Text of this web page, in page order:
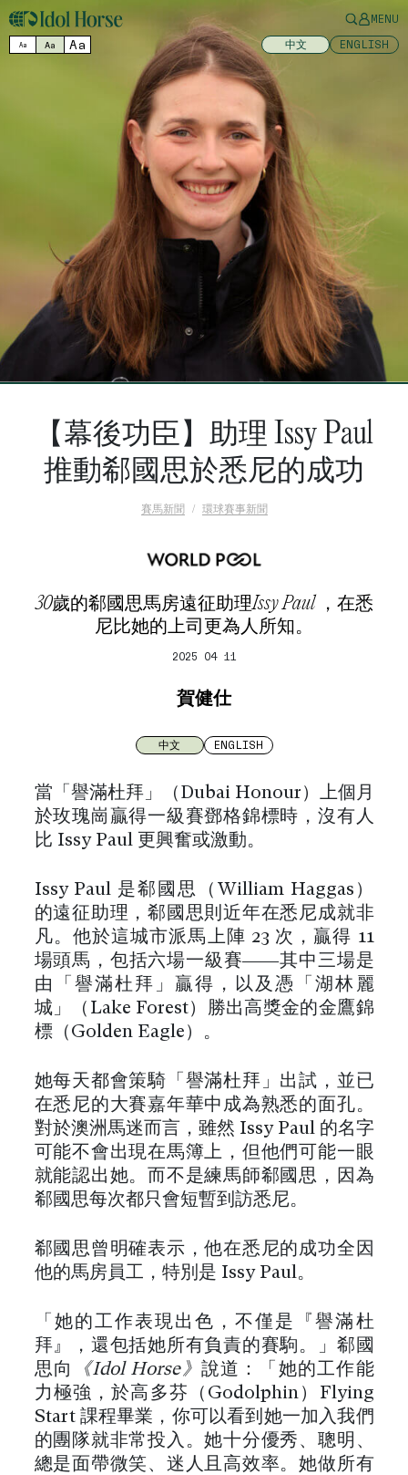
MENU
Aa Aa Aa 中文 ENGLISH
【幕後功臣】助理 Issy Paul
推動郗國思於悉尼的成功
賽馬新聞 環球賽事新聞
30歲的郗國思馬房遠征助理Issy Paul ，在悉
尼比她的上司更為人所知。
2025 04 11
賀健仕
中文 ENGLISH
當「譽滿杜拜」（Dubai Honour）上個月
於玫瑰崗贏得一級賽鄧格錦標時，沒有人
比 Issy Paul 更興奮或激動。
Issy Paul 是郗國思（William Haggas）
的遠征助理，郗國思則近年在悉尼成就非
凡。他於這城市派馬上陣 23 次，贏得 11
場頭馬，包括六場一級賽——其中三場是
由「譽滿杜拜」贏得，以及憑「湖林麗
城」（Lake Forest）勝出高獎金的金鷹錦
標（Golden Eagle）。
她每天都會策騎「譽滿杜拜」出試，並已
在悉尼的大賽嘉年華中成為熟悉的面孔。
對於澳洲馬迷而言，雖然 Issy Paul 的名字
可能不會出現在馬簿上，但他們可能一眼
就能認出她。而不是練馬師郗國思，因為
郗國思每次都只會短暫到訪悉尼。
郗國思曾明確表示，他在悉尼的成功全因
他的馬房員工，特別是 Issy Paul。
「她的工作表現出色，不僅是『譽滿杜
拜』，還包括她所有負責的賽駒。」郗國
思向
《Idol Horse》 說道：「她的工作能
力極強，於高多芬（Godolphin）Flying
Start 課程畢業，你可以看到她一加入我們
的團隊就非常投入。她十分優秀、聰明、
總是面帶微笑、迷人且高效率。她做所有